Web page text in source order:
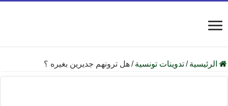
الرئيسية /تدوينات تونسية /هل ترونهم جديرين بغيره ؟